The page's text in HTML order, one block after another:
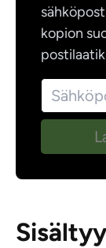
kopion